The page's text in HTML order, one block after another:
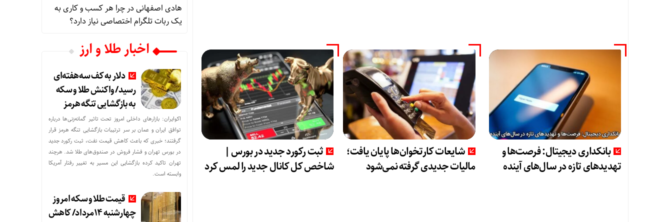
بانکداری دیجیتال: فرصت‌ها و
تهدیدهای تازه در سال‌های آینده
شایعات کارتخوان‌ها پایان یافت؛
مالیات جدیدی گرفته نمی‌شود
ثبت رکورد جدید در بورس |
شاخص کل کانال جدید را لمس کرد
هادی اصفهانیدرچرا هر کسب‌ و کاری به
یک ربات تلگرام اختصاصی نیاز دارد؟
اخبار طلا و ارز
دلار به کف سه‌هفته‌ای
رسید/ واکنش طلا و سکه
به بازگشایی تنگه هرمز
اکوایران: بازارهای داخلی امروز تحت تاثیر گمانه‌زنی‌ها درباره
توافق ایران و عمان بر سر ترتیبات بازگشایی تنگه هرمز قرار
گرفتند؛ خبری که باعث کاهش قیمت نفت، ثبت رکورد جدید
در بورس تهران و فشار فروش در صندوق‌های طلا شد. هرچند
تهران تاکید کرده بازگشایی این مسیر به تغییر رفتار آمریکا
وابسته است.
قیمت طلا و سکه امروز
چهارشنبه 14مرداد/ کاهش